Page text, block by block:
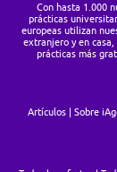
Con hasta 1.000
prácticas
europeas utilizan
extranjero y en casa,
prácticas más
Artículos Sobre